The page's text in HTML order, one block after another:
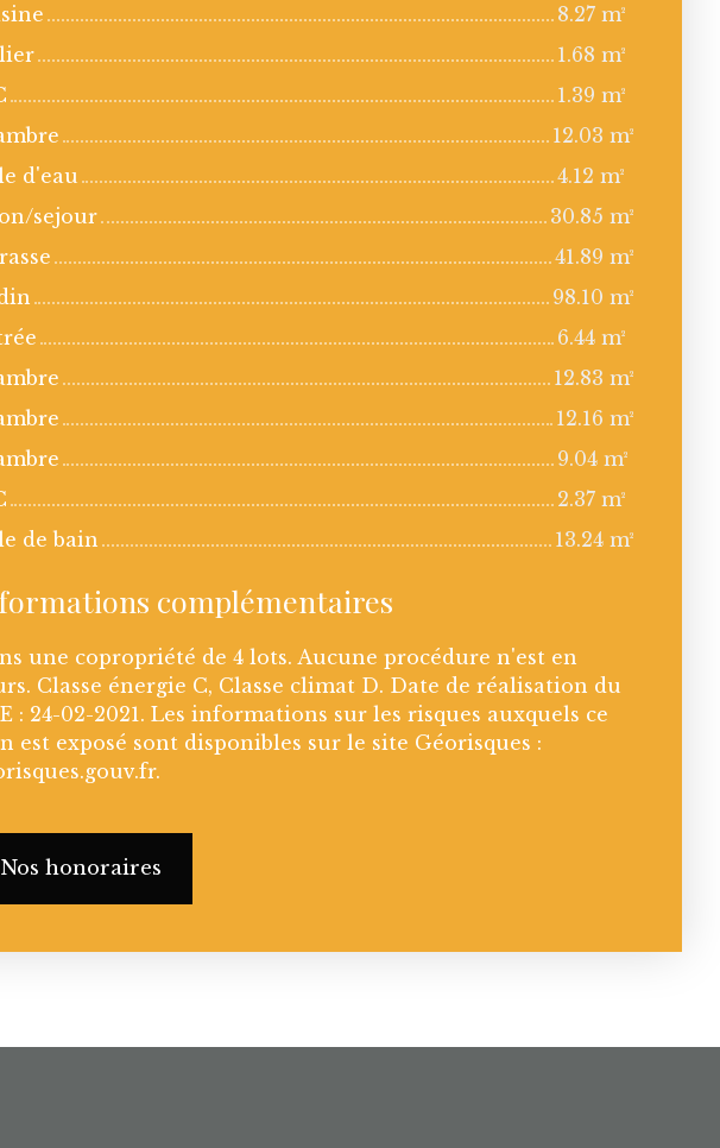
8.27 m²
1.68 m²
1.39 m²
12.03 m²
d'eau
4.12 m²
sejour
30.85 m²
41.89 m²
98.10 m²
6.44 m²
12.83 m²
12.16 m²
9.04 m²
2.37 m²
de bain
13.24 m²
complémentaires
une copropriété de 4 lots. Aucune procédure n'est en
Classe énergie C, Classe climat D. Date de réalisation du
: 24-02-2021. Les informations sur les risques auxquels ce
est exposé sont disponibles sur le site Géorisques :
Nos honoraires